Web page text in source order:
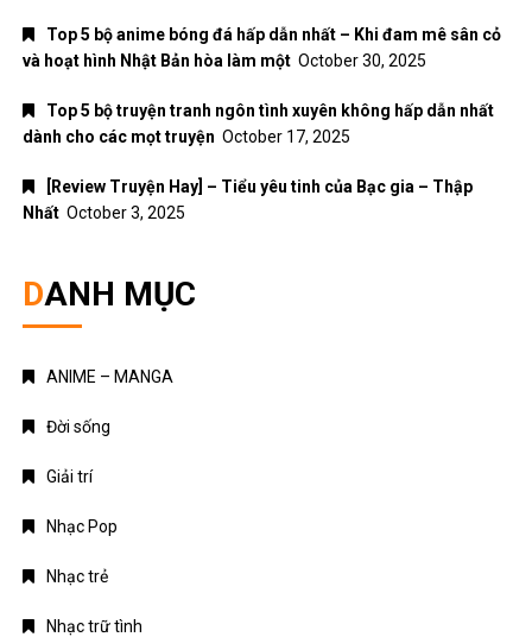
Top 5 bộ anime bóng đá hấp dẫn nhất – Khi đam mê sân cỏ
và hoạt hình Nhật Bản hòa làm một October 30, 2025
Top 5 bộ truyện tranh ngôn tình xuyên không hấp dẫn nhất
dành cho các mọt truyện October 17, 2025
[Review Truyện Hay] – Tiểu yêu tinh của Bạc gia – Thập
Nhất October 3, 2025
DANH MỤC
ANIME – MANGA
Đời sống
Giải trí
Nhạc Pop
Nhạc trẻ
Nhạc trữ tình